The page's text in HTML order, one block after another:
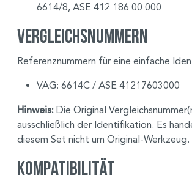
6614/8, ASE 412 186 00 000
Vergleichsnummern
Referenznummern für eine einfache
VAG: 6614C / ASE 41217603000
Hinweis: Die Original
ausschließlich der Identifikation. Es
diesem Set nicht um Original-Werkzeug.
Kompatibilität